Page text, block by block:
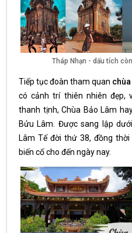
Tháp Nhạn - dấu tích
Tiếp tục đoàn tham quan
có cảnh trí thiên nhiên đẹp,
thanh tịnh, Chùa Bảo Lâm
Bửu Lâm. Được sang lập
Lâm Tế đời thứ 38, đồng
biến cố cho đến ngày nay.